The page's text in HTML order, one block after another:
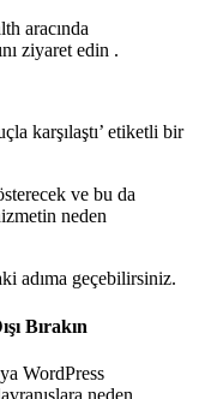
aracında
ziyaret edin .
karşılaştı’ etiketli bir
ve bu da
neden
adıma geçebilirsiniz.
Bırakın
WordPress
neden